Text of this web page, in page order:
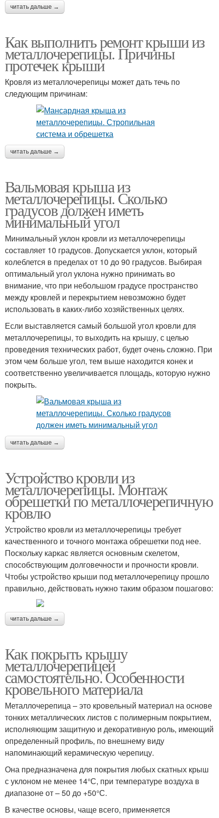
читать дальше →
Как выполнить ремонт крыши из
металлочерепицы. Причины
протечек крыши
Кровля из металлочерепицы может дать течь по
следующим причинам:
читать дальше →
Вальмовая крыша из
металлочерепицы. Сколько
градусов должен иметь
минимальный угол
Минимальный уклон кровли из металлочерепицы
составляет 10 градусов. Допускается уклон, который
колеблется в пределах от 10 до 90 градусов. Выбирая
оптимальный угол уклона нужно принимать во
внимание, что при небольшом градусе пространство
между кровлей и перекрытием невозможно будет
использовать в каких-либо хозяйственных целях.
Если выставляется самый большой угол кровли для
металлочерепицы, то выходить на крышу, с целью
проведения технических работ, будет очень сложно. При
этом чем больше угол, тем выше находится конек и
соответственно увеличивается площадь, которую нужно
покрыть.
читать дальше →
Устройство кровли из
металлочерепицы. Монтаж
обрешетки по металлочерепичную
кровлю
Устройство кровли из металлочерепицы требует
качественного и точного монтажа обрешетки под нее.
Поскольку каркас является основным скелетом,
способствующим долговечности и прочности кровли.
Чтобы устройство крыши под металлочерепицу прошло
правильно, действовать нужно таким образом пошагово:
читать дальше →
Как покрыть крышу
металлочерепицей
самостоятельно. Особенности
кровельного материала
Металлочерепица – это кровельный материал на основе
тонких металлических листов с полимерным покрытием,
исполняющим защитную и декоративную роль, имеющий
определенный профиль, по внешнему виду
напоминающий керамическую черепицу.
Она предназначена для покрытия любых скатных крыш
с уклоном не менее 14°С, при температуре воздуха в
диапазоне от – 50 до +50°С.
В качестве основы, чаще всего, применяется